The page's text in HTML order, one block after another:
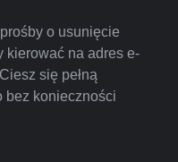
o usunięcie
kierować na adres e-
się pełną
bez konieczności